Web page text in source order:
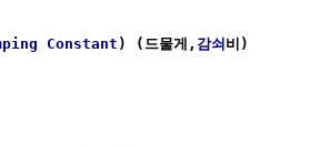
Constant ) (드물게, 감쇠비)